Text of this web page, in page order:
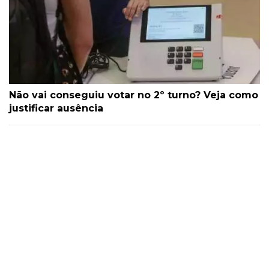
Não vai conseguiu votar no 2º turno? Veja como
justificar ausência